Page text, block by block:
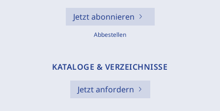
Jetzt abonnieren
Abbestellen
KATALOGE & VERZEICHNISSE
Jetzt anfordern